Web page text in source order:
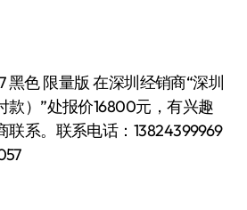
黑色 限量版 在深圳经销商“深圳
款）”处报价16800元，有兴趣
联系。联系电话：13824399969